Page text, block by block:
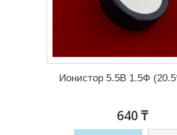
Ионистор 5.5В 1.5Ф
640 ₸